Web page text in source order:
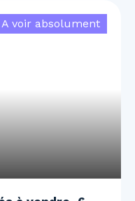
A voir absolument